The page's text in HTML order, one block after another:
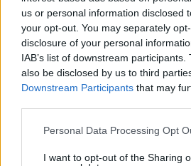
us or personal information disclosed
your opt-out. You may separately
disclosure of your personal
IAB’s list of downstream
also be disclosed by us to third
Downstream Participants that may
Please note that this website/app
not limited to your visit or usage
Personal Data Processing Opt
I want to opt-out of the Sharing